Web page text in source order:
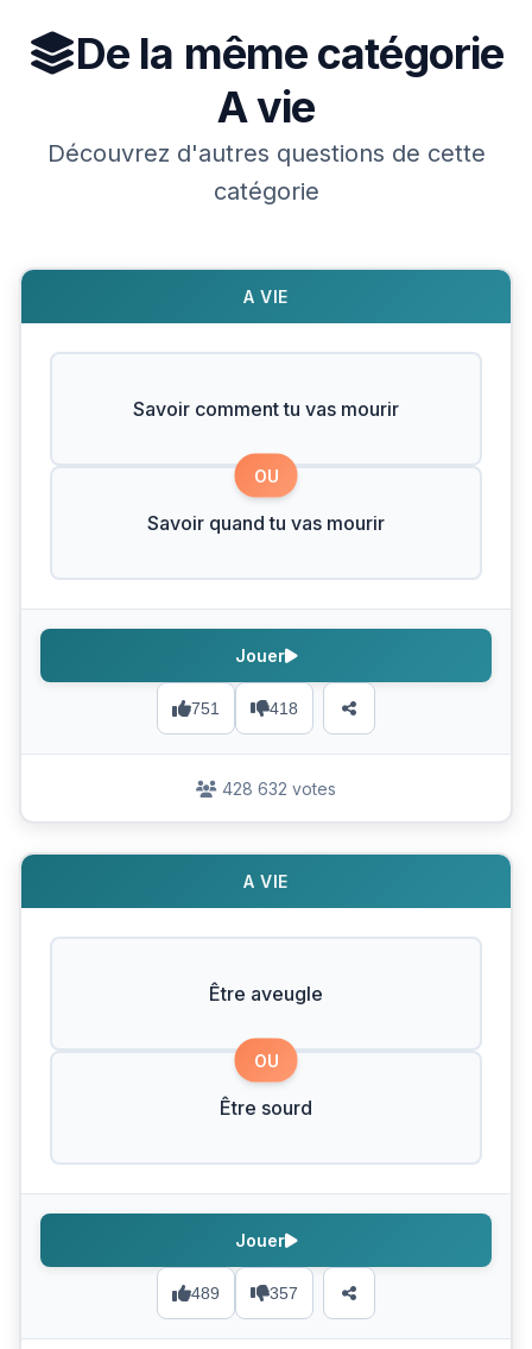
De la même catégorie
A vie
Découvrez d'autres questions de cette
catégorie
A VIE
Savoir comment tu vas mourir
OU
Savoir quand tu vas mourir
751 418
Jouer
428 632 votes
A VIE
Être aveugle
OU
Être sourd
489 357
Jouer